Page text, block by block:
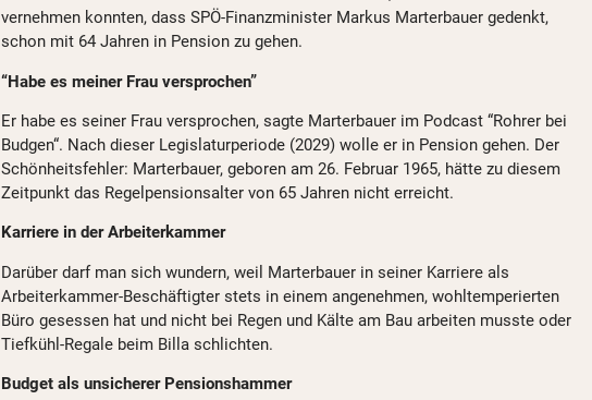
vernehmen konnten, dass SPÖ-Finanzminister Markus Marterbauer gedenkt,
schon mit 64 Jahren in Pension zu gehen.
“Habe es meiner Frau versprochen”
Er habe es seiner Frau versprochen, sagte Marterbauer im Podcast “Rohrer bei
Budgen“. Nach dieser Legislaturperiode (2029) wolle er in Pension gehen. Der
Schönheitsfehler: Marterbauer, geboren am 26. Februar 1965, hätte zu diesem
Zeitpunkt das Regelpensionsalter von 65 Jahren nicht erreicht.
Karriere in der Arbeiterkammer
Darüber darf man sich wundern, weil Marterbauer in seiner Karriere als
Arbeiterkammer-Beschäftigter stets in einem angenehmen, wohltemperierten
Büro gesessen hat und nicht bei Regen und Kälte am Bau arbeiten musste oder
Tiefkühl-Regale beim Billa schlichten.
Budget als unsicherer Pensionshammer